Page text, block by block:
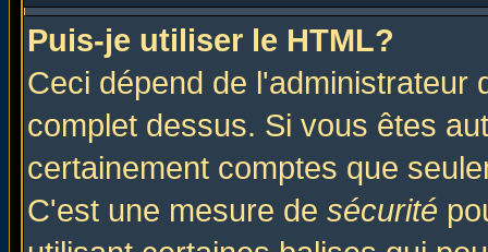
Puis-je utiliser le HTML?
Ceci dépend de l'administrateur
complet dessus. Si vous êtes
certainement comptes que
C'est une mesure de sécurité